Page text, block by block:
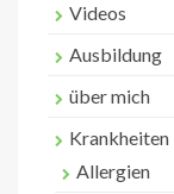
Videos
Ausbildung
über mich
Krankheiten
Allergien